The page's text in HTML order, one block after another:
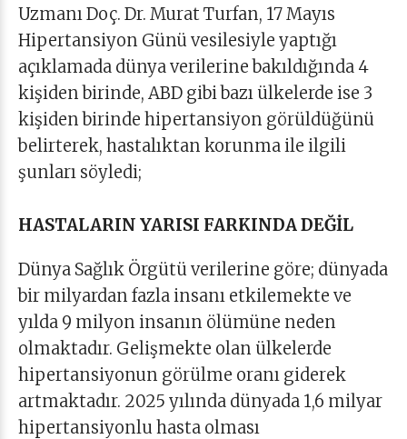
Uzmanı Doç. Dr. Murat Turfan, 17 Mayıs
Hipertansiyon Günü vesilesiyle yaptığı
açıklamada dünya verilerine bakıldığında 4
kişiden birinde, ABD gibi bazı ülkelerde ise 3
kişiden birinde hipertansiyon görüldüğünü
belirterek, hastalıktan korunma ile ilgili
şunları söyledi;
HASTALARIN YARISI FARKINDA DEĞİL
Dünya Sağlık Örgütü verilerine göre; dünyada
bir milyardan fazla insanı etkilemekte ve
yılda 9 milyon insanın ölümüne neden
olmaktadır. Gelişmekte olan ülkelerde
hipertansiyonun görülme oranı giderek
artmaktadır. 2025 yılında dünyada 1,6 milyar
hipertansiyonlu hasta olması